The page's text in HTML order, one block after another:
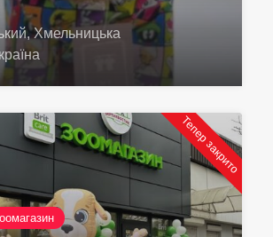
Хмельницька
Тепер закрито